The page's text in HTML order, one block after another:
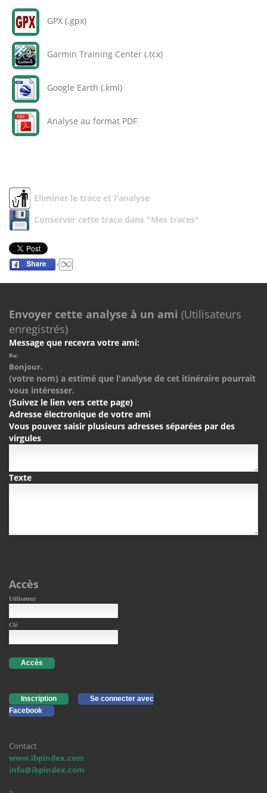
GPX (.gpx)
Garmin Training Center (.tcx)
Google Earth (.kml)
Analyse au format PDF
Eliminer le trace et l'analyse
Conserver cette trace dans "Mes traces"
Envoyer cette analyse à un ami (Utilisateurs
enregistrés)
Message que recevra votre ami:
Re:
Bonjour.
(votre nom) a estimé que l'analyse de cet itinéraire pourrait
vous intéresser.
(Suivez le lien vers cette page)
Adresse électronique de votre ami
Vous pouvez saisir plusieurs adresses séparées par des
virgules
Texte
Accès
Utilisateur
Clé
Accès
Inscription
Se connecter avec
Facebook
Contact
www.ibpindex.com
info@ibpindex.com